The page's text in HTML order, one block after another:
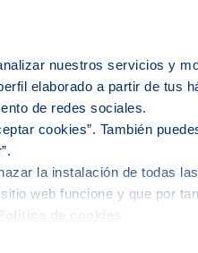
nuestros servicios y
elaborado a partir de tus
de redes sociales.
cookies”. También
la instalación de todas
web funcione y que por
de cookies
Personas